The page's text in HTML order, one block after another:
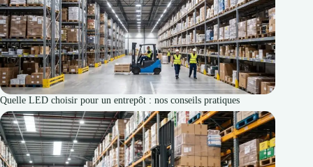
Quelle LED choisir pour un entrepôt : nos conseils pratiques